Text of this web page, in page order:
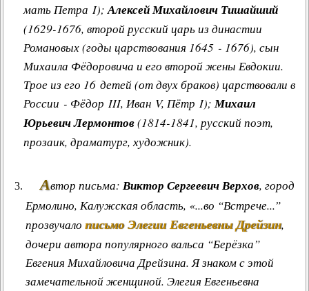
мать Петра I);Алексей Михайлович Тишайший
(1629-1676, второй русский царь из династии
Романовых (годы царствования 1645 - 1676), сын
Михаила Фёдоровича и его второй жены Евдокии.
Трое из его 16 детей (от двух браков) царствовали в
России - Фёдор III, Иван V, Пётр I);Михаил
Юрьевич Лермонтов(1814-1841, русский поэт,
прозаик, драматург, художник).
Автор письма: Виктор Сергеевич Верхов, город
Ермолино, Калужская область, «...во “Встрече...”
прозвучало письмо Элегии Евгеньевны Дрейзин,
дочери автора популярного вальса “Берёзка”
Евгения Михайловича Дрейзина. Я знаком с этой
замечательной женщиной. Элегия Евгеньевна